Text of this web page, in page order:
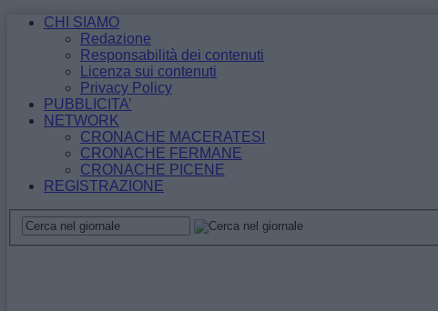
CHI SIAMO
Redazione
Responsabilità dei contenuti
Licenza sui contenuti
Privacy Policy
PUBBLICITA’
NETWORK
CRONACHE MACERATESI
CRONACHE FERMANE
CRONACHE PICENE
REGISTRAZIONE